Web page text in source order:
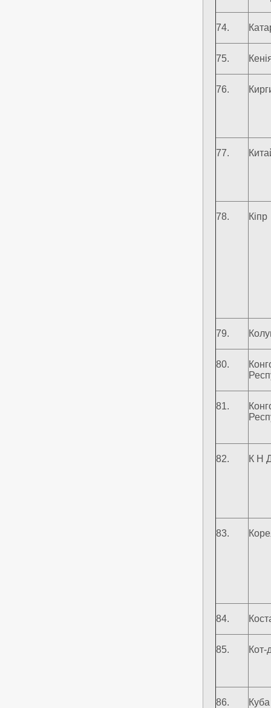
74.
75.
76.
77.
78. Кіпр
79.
80.
81.
82. К Н
83.
84.
85. Кот-
86. Куба